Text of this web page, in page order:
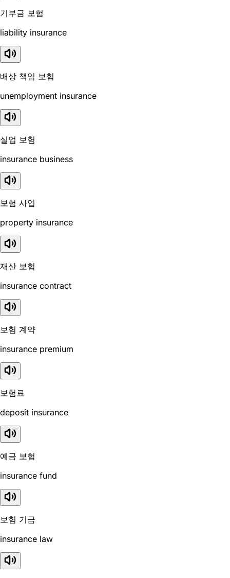
기부금 보험
liability insurance
배상 책임 보험
unemployment insurance
실업 보험
insurance business
보험 사업
property insurance
재산 보험
insurance contract
보험 계약
insurance premium
보험료
deposit insurance
예금 보험
insurance fund
보험 기금
insurance law